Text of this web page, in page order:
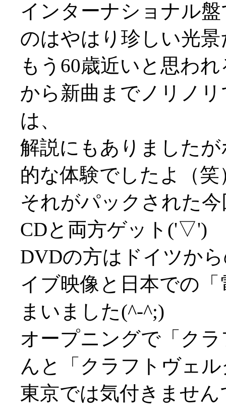
インターナショナル
のはやはり珍しい光
もう60歳近いと思わ
から新曲までノリノ
は、
解説にもありました
的な体験でしたよ（笑
それがパックされた
CDと両方ゲット('▽')
DVDの方はドイツか
イブ映像と日本での
まいました(^-^;)
オープニングで「ク
んと「クラフトヴェ
東京では気付きませ